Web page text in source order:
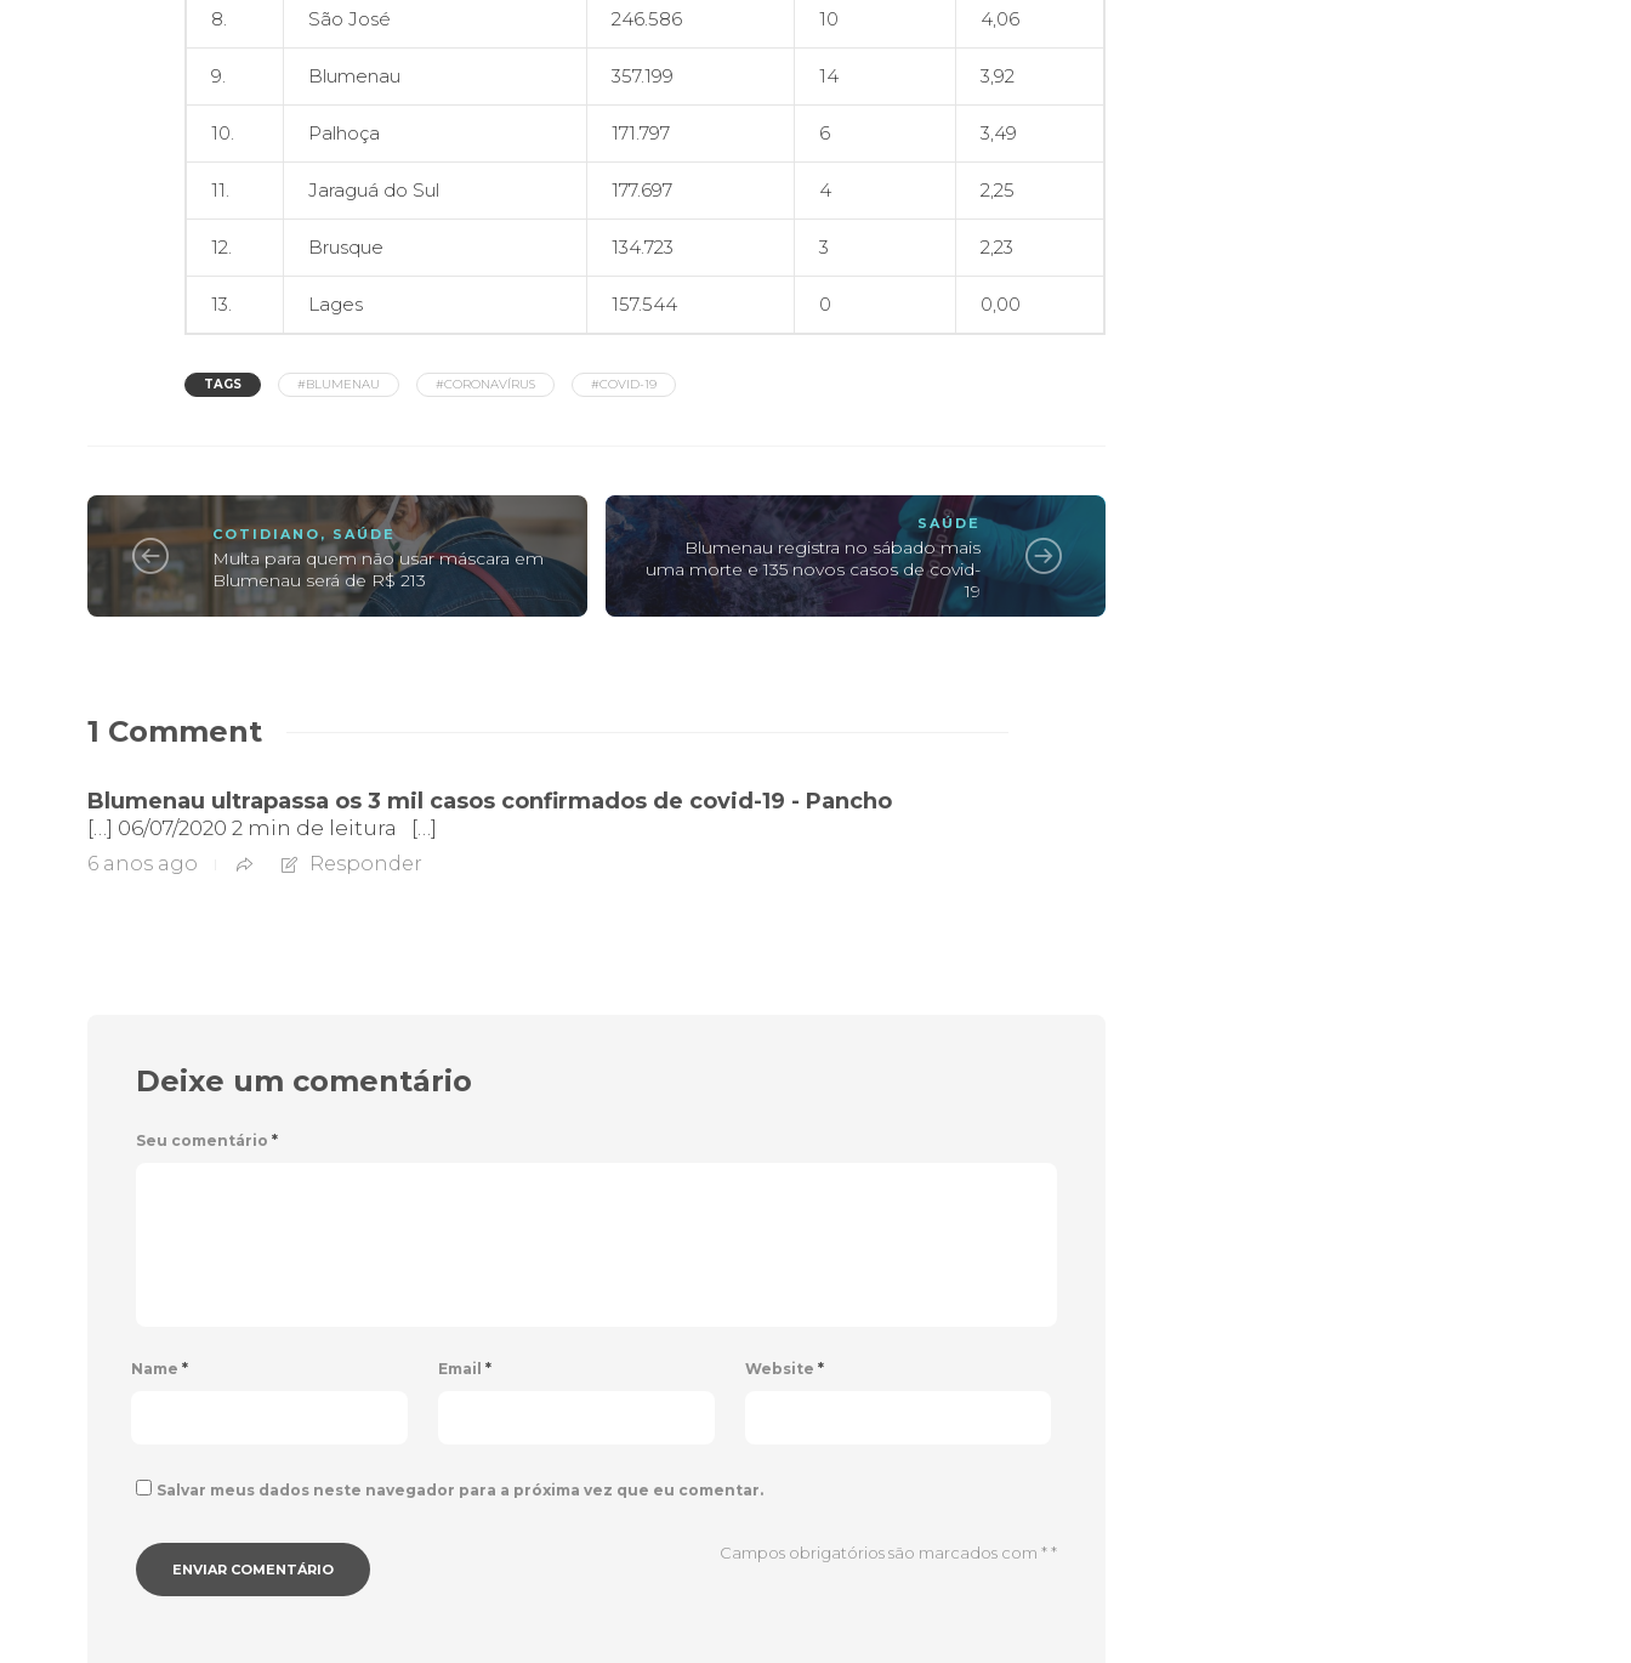
8. São José 246.586 10 4,06
9. Blumenau 357.199 14 3,92
10. Palhoça 171.797 6 3,49
11. Jaraguá do Sul 177.697 4 2,25
12. Brusque 134.723 3 2,23
13. Lages 157.544 0 0,00
TAGS #BLUMENAU #CORONAVÍRUS #COVID-19
COTIDIANO , SAÚDE
Multa para quem não usar máscara em
Blumenau será de R$ 213
SAÚDE
Blumenau registra no sábado mais
uma morte e 135 novos casos de covid-
19
1 Comment
Blumenau ultrapassa os 3 mil casos confirmados de covid-19 - Pancho
[…] 06/07/2020 2 min de leitura […]
6 anos ago Responder
Deixe um comentário
Seu comentário *
Name * Email * Website *
Salvar meus dados neste navegador para a próxima vez que eu comentar.
Campos obrigatórios são marcados com **